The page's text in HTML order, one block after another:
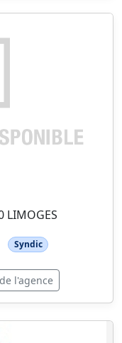
LIMOGES
Syndic
l'agence